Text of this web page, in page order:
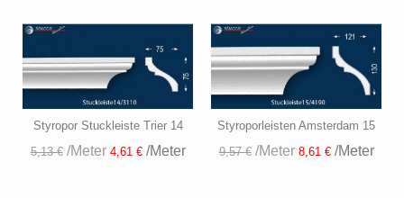
Styropor Stuckleiste Trier 14
5,13 €/Meter 4,61 €/Meter
Styroporleisten Amsterdam 15
9,57 €/Meter 8,61 €/Meter